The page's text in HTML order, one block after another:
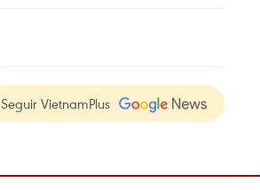
Seguir VietnamPlus